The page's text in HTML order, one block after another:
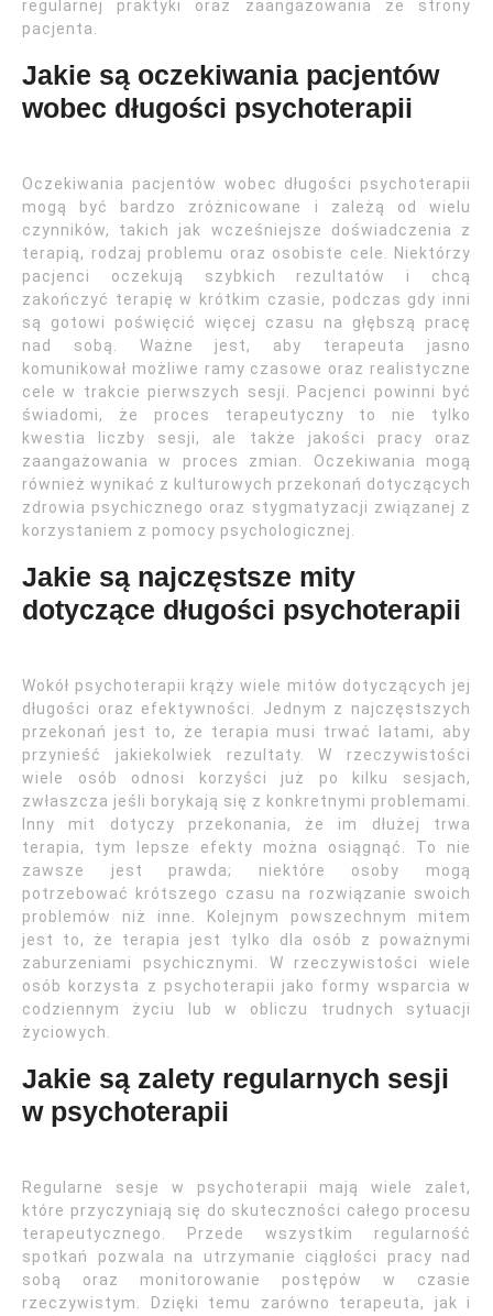
regularnej praktyki oraz zaangażowania ze strony
pacjenta.
Jakie są oczekiwania pacjentów
wobec długości psychoterapii
Oczekiwania pacjentów wobec długości psychoterapii
mogą być bardzo zróżnicowane i zależą od wielu
czynników, takich jak wcześniejsze doświadczenia z
terapią, rodzaj problemu oraz osobiste cele. Niektórzy
pacjenci oczekują szybkich rezultatów i chcą
zakończyć terapię w krótkim czasie, podczas gdy inni
są gotowi poświęcić więcej czasu na głębszą pracę
nad sobą. Ważne jest, aby terapeuta jasno
komunikował możliwe ramy czasowe oraz realistyczne
cele w trakcie pierwszych sesji. Pacjenci powinni być
świadomi, że proces terapeutyczny to nie tylko
kwestia liczby sesji, ale także jakości pracy oraz
zaangażowania w proces zmian. Oczekiwania mogą
również wynikać z kulturowych przekonań dotyczących
zdrowia psychicznego oraz stygmatyzacji związanej z
korzystaniem z pomocy psychologicznej.
Jakie są najczęstsze mity
dotyczące długości psychoterapii
Wokół psychoterapii krąży wiele mitów dotyczących jej
długości oraz efektywności. Jednym z najczęstszych
przekonań jest to, że terapia musi trwać latami, aby
przynieść jakiekolwiek rezultaty. W rzeczywistości
wiele osób odnosi korzyści już po kilku sesjach,
zwłaszcza jeśli borykają się z konkretnymi problemami.
Inny mit dotyczy przekonania, że im dłużej trwa
terapia, tym lepsze efekty można osiągnąć. To nie
zawsze jest prawda; niektóre osoby mogą
potrzebować krótszego czasu na rozwiązanie swoich
problemów niż inne. Kolejnym powszechnym mitem
jest to, że terapia jest tylko dla osób z poważnymi
zaburzeniami psychicznymi. W rzeczywistości wiele
osób korzysta z psychoterapii jako formy wsparcia w
codziennym życiu lub w obliczu trudnych sytuacji
życiowych.
Jakie są zalety regularnych sesji
w psychoterapii
Regularne sesje w psychoterapii mają wiele zalet,
które przyczyniają się do skuteczności całego procesu
terapeutycznego. Przede wszystkim regularność
spotkań pozwala na utrzymanie ciągłości pracy nad
sobą oraz monitorowanie postępów w czasie
rzeczywistym. Dzięki temu zarówno terapeuta, jak i